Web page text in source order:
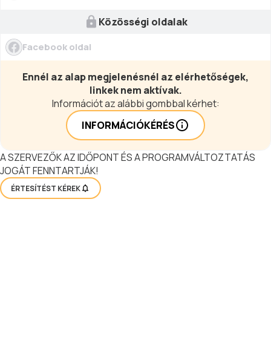
Közösségi oldalak
Facebook oldal
Ennél az alap megjelenésnél az elérhetőségek,
linkek nem aktívak.
Információt az alábbi gombbal kérhet:
INFORMÁCIÓKÉRÉS
A SZERVEZŐK AZ IDŐPONT ÉS A PROGRAMVÁLTOZTATÁS
JOGÁT FENNTARTJÁK!
ÉRTESÍTÉST KÉREK